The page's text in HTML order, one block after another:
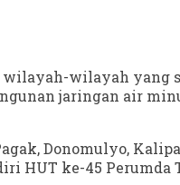
wilayah-wilayah yang
jaringan air
Donomulyo,
HUT ke-45